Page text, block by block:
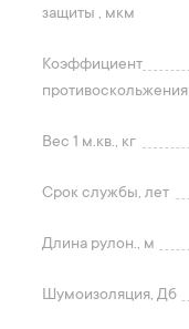
защиты , мкм
Коэффициент
противоскольжения
Вес 1 м.кв., кг
Срок службы, лет
Длина рулон., м
Шумоизоляция, Дб